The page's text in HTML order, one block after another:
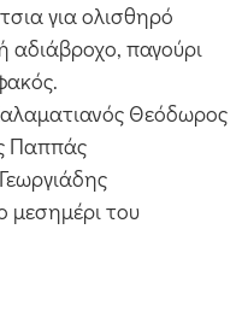
για ολισθηρό
αδιάβροχο, παγούρι
Θεόδωρος
Παππάς
μεσημέρι του